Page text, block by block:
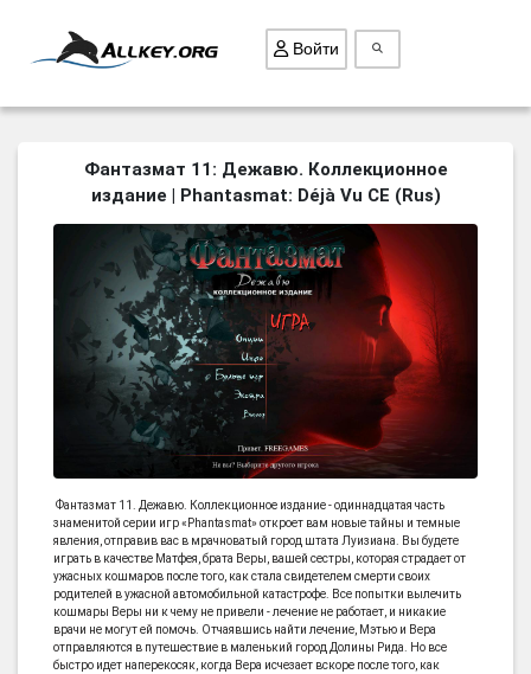
ВСЕ ИГРЫ
ПОИСК ПРЕДМЕТОВ
ГОЛОВОЛОМКИ
БИЗНЕС
ТРИ-В-РЯД
СТРАТЕГИИ
СТРЕЛЯЛКИ
КАК СКАЧАТЬ
НОВОСТИ
Войти
Фантазмат 11: Дежавю. Коллекционное
издание | Phantasmat: Déjà Vu CE (Rus)
Фантазмат 11. Дежавю. Коллекционное издание - одиннадцатая часть
знаменитой серии игр «Phantasmat» откроет вам новые тайны и темные
явления, отправив вас в мрачноватый город штата Луизиана. Вы будете
играть в качестве Матфея, брата Веры, вашей сестры, которая страдает от
ужасных кошмаров после того, как стала свидетелем смерти своих
родителей в ужасной автомобильной катастрофе. Все попытки вылечить
кошмары Веры ни к чему не привели - лечение не работает, и никакие
врачи не могут ей помочь. Отчаявшись найти лечение, Мэтью и Вера
отправляются в путешествие в маленький город Долины Рида. Но все
быстро идет наперекосяк, когда Вера исчезает вскоре после того, как